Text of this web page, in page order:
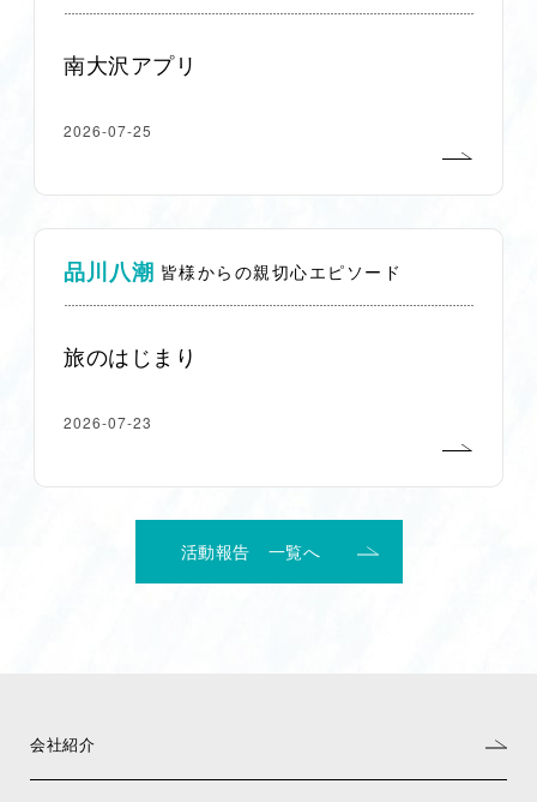
南大沢アプリ
2026-07-25
品川八潮 皆様からの親切心エピソード
旅のはじまり
2026-07-23
活動報告 一覧へ
会社紹介